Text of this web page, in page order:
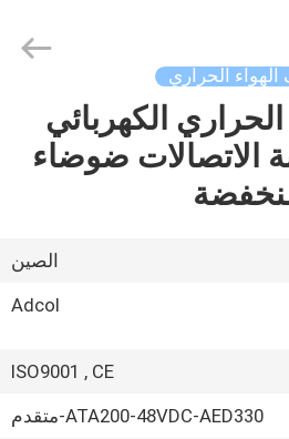
الحراري
الكهربائي
الاتصالات ضوضاء
الصين
Adcol
ISO9001 , CE
ATA200-48VDC-AED330-متقدم